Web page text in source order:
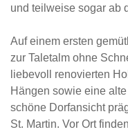
und teilweise sogar ab
Auf einem ersten
zur Taletalm ohne
liebevoll renovierten
Hängen sowie eine
schöne Dorfansicht
St. Martin. Vor Ort